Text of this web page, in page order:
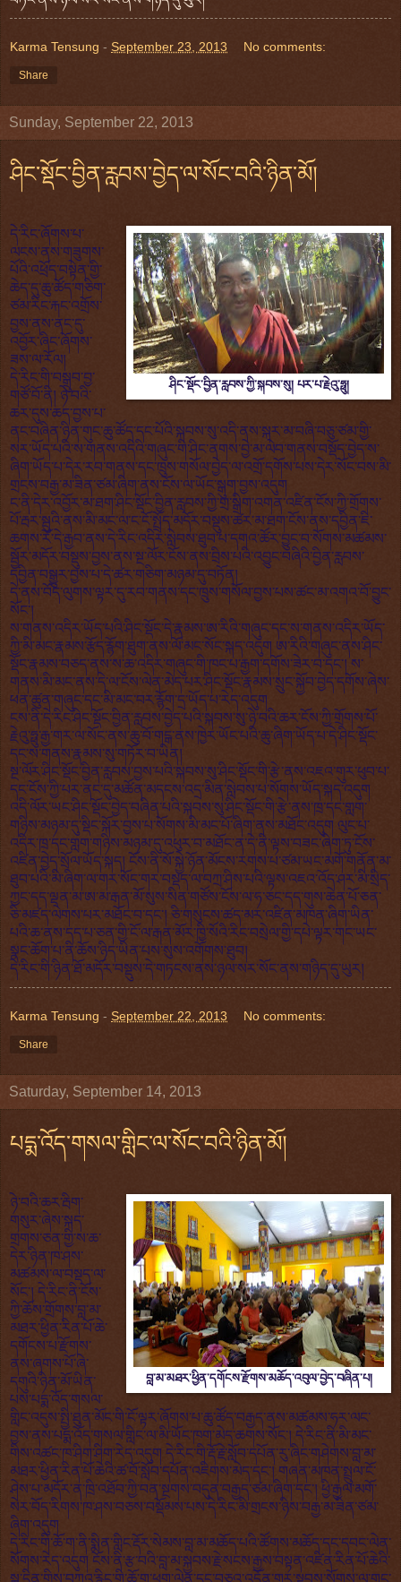
Karma Tensung - September 23, 2013 No comments:
Share
Sunday, September 22, 2013
ཤིང་སྡོང་བྱིན་རླབས་བྱེད་ལ་སོང་བའི་ཉིན་མོ།
ཤིང་སྡོང་བྱིན་རླབས་ཀྱི་སྐབས་སུ། པར་པ་རྗེའུ་ཧྥུ།
དེ་རིང་ཞོགས་པ་
ལངས་ནས་གཟུགས་
པོའི་འཕྲོད་བསྟེན་གྱི་
ཆེད་དུ་ཆུ་ཚོད་གཅིག་
ཙམ་རིང་རྐང་འགྲོས་
བྱས་ནས་ནང་དུ་
འབྱོར་ཞིང་ཞོགས་
ཟས་ལ་རོལ།
དེ་རིང་གི་བསྒྲུབ་བྱ་
གཙོ་བོ་ནི། ཉེ་བའི་
ཆར་དུས་ཆད་བྱས་པ་
ནང་བཞིན་ཉིན་གུང་ཆུ་ཚོད་དང་པོའི་སྐབས་སུ་འདི་ནས་སྐར་མ་བཞི་བཅུ་ཙམ་གྱི་
སར་ཡོད་པའི་ས་གནས་འདིའི་གཞུང་གི་ཤིང་ནགས་བྱེ་མ་ལེབ་གནས་བསྡོད་བྱེད་ས་
ཞིག་ཡོད་པ་དེར་རབ་གནས་དང་ཁྲུས་གསོལ་བྱེད་ལ་འགྲོ་དགོས་པས་དེར་སོང་བས་མི་
གྲངས་བརྒྱ་མ་ཟིན་ཙམ་ཞིག་ནས་ངོས་ལ་ཡོང་སྒུག་བྱས་འདུག
ང་ནི་དེར་འབྱོར་མ་ཐག་ཤིང་སྡོང་བྱིན་རླབས་ཀྱི་གྲ་སྒྲིག་འགན་འཛིན་ངོས་ཀྱི་གྲོགས་
པོ་རྦར་སྦུའི་ནས་མི་མང་ལ་ང་ངོ་སྤྲོད་མདོར་བསྡུས་ཚར་མ་ཐག་ངོས་ནས་དབྱིན་ཇི་
ཆགས་རོ་དེ་རྒྱབ་ནས་དེ་རིང་འདིར་སླེབས་ཐུབ་པ་དགའ་ཚོར་བྱུང་བ་སོགས་མཚམས་
སྦྱོར་མདོར་བསྡུས་བྱས་ནས་སྔ་ལོར་ངོས་ནས་བྲིས་པའི་འབྱུང་བཞིའི་བྱིན་རླབས་
དབྱིན་བསྒྱུར་བྱས་པ་དེ་ཚར་གཅིག་མཉམ་དུ་བཏོན།
དེ་ནས་བོད་ལུགས་ལྟར་དུ་རབ་གནས་དང་ཁྲུས་གསོལ་བྱས་པས་ཚང་མ་འགའ་བོ་བྱུང་
སོང་།
ས་གནས་འདིར་ཡོད་པའི་ཤིང་སྡོང་དེ་རྣམས་ཨ་རིའི་གཞུང་དང་ས་གནས་འདིར་ཡོད་
ཀྱི་མི་མང་རྣམས་རྩོད་རྙོག་ཐུག་ནས་ལོ་མང་སོང་སྐད་འདུག ཨ་རིའི་གཞུང་ནས་ཤིང་
སྡོང་རྣམས་བཅད་ནས་ས་ཆ་འདིར་གཞུང་གི་ཁང་པ་རྒྱག་དགོས་ཟེར་བ་དང་། ས་
གནས་མི་མང་ནས་དེ་ལ་ངོས་ལེན་མེད་པར་ཤིང་སྡོང་རྣམས་སྲུང་སྐྱོབ་བྱེད་དགོས་ཞེས་
ཕན་ཚུན་གཞུང་དང་མི་མང་བར་རྙོག་དྲ་ཡོད་པ་རེད་འདུག
ངས་ནི་དེ་རིང་ཤིང་སྡོང་བྱིན་རླབས་བྱེད་པའི་སྐབས་སུ་ཉེ་བའི་ཆར་ངོས་ཀྱི་གྲོགས་པོ་
རྗེའུ་ཧྥུ་རྒྱ་གར་ལ་སོང་ནས་ཆུ་བོ་གངྒ་ནས་ཁྱེར་ཡོང་པའི་ཆུ་ཞིག་ཡོད་པ་དེ་ཤིང་སྡོང་
དང་ས་གནས་རྣམས་སུ་གཏོར་བ་ཡིན།
སྔ་ལོར་ཤིང་སྡོང་བྱིན་རླབས་བྱས་པའི་སྐབས་སུ་ཤིང་སྡོང་གི་རྩེ་ནས་འཇའ་གུར་ཕུབ་པ་
དང་ངོས་ཀྱི་པར་ནང་དུ་མཚོན་མདངས་འདྲ་མིན་སླེབས་པ་སོགས་ཡོད་སྐད་འདུག
འདི་ལོར་ཡང་ཤིང་སྡོང་བྱེད་བཞིན་པའི་སྐབས་སུ་ཤིང་སྡོང་གི་རྩེ་ནས་ཁྲ་དང་གླག་
གཉིས་མཉམ་དུ་སྡིང་སྐོར་བྱས་པ་སོགས་མི་མང་པོ་ཞིག་ནས་མཐོང་འདུག ལུང་པ་
འདིར་ཁྲ་དང་གླག་གཉིས་མཉམ་དུ་འཕུར་བ་མཐོང་ན་དེ་ནི་ལྟས་བཟང་ཞིག་ཏུ་ངོས་
འཛིན་བྱེད་སྲོལ་ཡོད་སྐད། ངོས་ནི་སོ་སྐྱེ་ཉོན་མོངས་རགས་པ་ཙམ་ཡང་མགོ་གནོན་མ་
ཐུབ་པའི་མི་ཞིག་ལ་གར་སོང་གར་བསྡད་ལ་བཀྲ་ཤིས་པའི་ལྟས་འཇའ་འོད་ཤར་མི་སྲིད་
ཀྱང་དད་ལྡན་མ་ཨ་མ་རྒན་མོ་སུས་སིན་གཙོས་ངོས་ལ་ཧ་ཅང་དད་གུས་ཆེན་པོ་ཅན་
ཅི་མཛད་ལེགས་པར་མཐོང་བ་དང་། ཅི་གསུངས་ཚད་མར་འཛིན་མཁན་ཞིག་ཡིན་
པའི་ཆ་ནས་དད་པ་ཅན་གྱི་ངོ་ལ་རྒན་མོར་ཁྱི་སོའི་རིང་བསྲེལ་གྱི་དཔེ་ལྟར་གང་ཡང་
སྣང་ཆོག་པ་ནི་ཆོས་ཉིད་ཡིན་པས་སུས་འགོགས་ཐུབ།
དེ་རིང་གི་ཉིན་ཐོ་མདོར་བསྡུས་དེ་གཏངས་ནས་ཉལ་སར་སོང་ནས་གཉིད་དུ་ཡུར།
Karma Tensung - September 22, 2013 No comments:
Share
Saturday, September 14, 2013
པདྨ་འོད་གསལ་གླིང་ལ་སོང་བའི་ཉིན་མོ།
བླ་མ་མཐར་ཕྱིན་དགོངས་རྫོགས་མཆོད་འབུལ་བྱེད་བཞིན་པ།
ཉེ་བའི་ཆར་རྦིག་
གསུར་ཞེས་སྐད་
གྲགས་ཅན་གྱི་ས་ཆ་
དེར་ཉིན་ཁ་ཤས་
མཚམས་ལ་བསྡད་ལ་
སོང་། དེ་རིང་ནི་ངོས་
ཀྱི་ཆོས་གྲོགས་བླ་མ་
མཐར་ཕྱིན་རིན་པོ་ཆེ་
དགོངས་པ་རྫོགས་
ནས་ཞགས་པོ་ཞེ་
དགུའི་ཉིན་མོ་ཡིན་
པས་པདྨ་འོད་གསལ་
གླིང་འདུས་སྤྱི་ཐུན་མོང་གི་ངོ་ལྟར་ཞོགས་པ་ཆུ་ཚོད་བརྒྱད་ནས་མཚམས་ཧར་ལང་
བྱས་ནས་པདྨ་འོད་གསལ་གླིང་ལ་མི་ཡོང་ཁག་མེད་ཆགས་སོང་། དེ་རིང་ནི་མི་མང་
གིས་འཚང་ཁ་ཤིག་ཤིག་རེད་འདུག དེ་རིང་གི་རྡོ་རྗེ་སློབ་དཔོན་རུ་ཞིང་གཤེགས་བླ་མ་
མཐར་ཕྱིན་རིན་པོ་ཆེའི་ཚ་བོ་སློབ་དཔོན་འཇིགས་མེད་དང་། གཞན་མཁན་སྤྲུལ་ངོ་
ཤེས་པ་མདོར་ན་ཁྲི་འཐོབ་ཀྱི་བན་སྔགས་བདུན་བརྒྱད་ཙམ་ཞིག་དང་། ཕྱི་རྒྱལ་མགོ་
སེར་བོད་རིགས་ཁ་ཤས་བཅས་བསྡོམས་པས་དེ་རིང་མི་གྲངས་ཉིས་བརྒྱ་མ་ཟིན་ཙམ་
ཞིག་འདུག
དེ་རིང་གི་ཆོ་ག་ནི་སྨིན་གླིང་རྡོར་སེམས་བླ་མ་མཆོད་པའི་ཚོགས་མཆོད་དང་དབང་ལེན་
སོགས་རེད་འདུག ངོས་ནི་རྩ་བའི་བླ་མ་སྐྱབས་རྗེ་སངས་རྒྱས་བསྟན་འཛིན་རིན་པོ་ཆེའི་